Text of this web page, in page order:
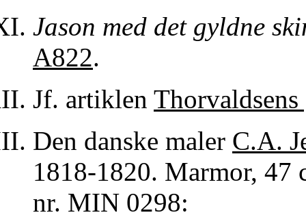
Jason med det gyldne
A822.
Jf. artiklen
Den danske maler C.A.
1818-1820. Marmor, 47
nr. MIN 0298: